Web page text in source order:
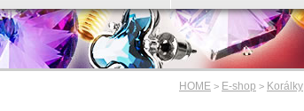
HOME > E-shop > Korálky